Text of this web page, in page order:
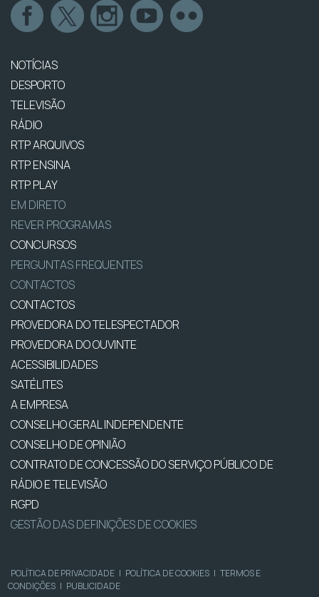
NOTÍCIAS
DESPORTO
TELEVISÃO
RÁDIO
RTP ARQUIVOS
RTP ENSINA
RTP PLAY
EM DIRETO
REVER PROGRAMAS
CONCURSOS
PERGUNTAS FREQUENTES
CONTACTOS
CONTACTOS
PROVEDORA DO TELESPECTADOR
PROVEDORA DO OUVINTE
ACESSIBILIDADES
SATÉLITES
A EMPRESA
CONSELHO GERAL INDEPENDENTE
CONSELHO DE OPINIÃO
CONTRATO DE CONCESSÃO DO SERVIÇO PÚBLICO DE
RÁDIO E TELEVISÃO
RGPD
GESTÃO DAS DEFINIÇÕES DE COOKIES
POLÍTICA DE PRIVACIDADE | POLÍTICA DE COOKIES | TERMOS E
CONDIÇÕES | PUBLICIDADE